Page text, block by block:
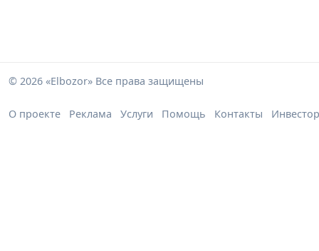
© 2026 «Elbozor» Все права защищены
О проекте Реклама Услуги Помощь Контакты